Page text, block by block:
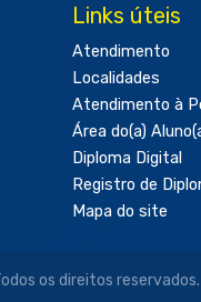
Links úteis
Atendimento
Localidades
Atendimento à
Área do(a)
Diploma Digital
Registro de
Mapa do site
os direitos reservados.